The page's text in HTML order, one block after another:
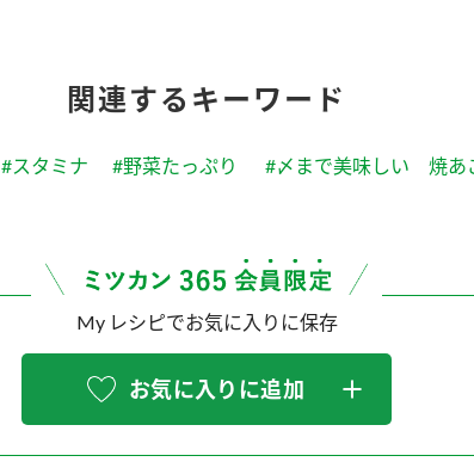
関連するキーワード
#スタミナ #野菜たっぷり #〆まで美味しい 焼あ
My レシピでお気に入りに保存
お気に入りに追加